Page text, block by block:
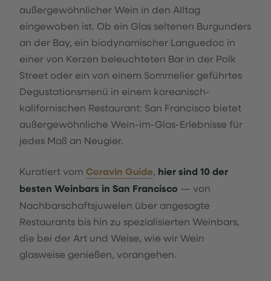
außergewöhnlicher Wein in den Alltag
eingewoben ist. Ob ein Glas seltenen Burgunders
an der Bay, ein biodynamischer Languedoc in
einer von Kerzen beleuchteten Bar in der Polk
Street oder ein von einem Sommelier geführtes
Degustationsmenü in einem koreanisch-
kalifornischen Restaurant: San Francisco bietet
außergewöhnliche Wein-im-Glas-Erlebnisse für
jedes Maß an Neugier.
Kuratiert vom Coravin Guide, hier sind 10 der
besten Weinbars in San Francisco — von
Nachbarschaftsjuwelen über angesagte
Restaurants bis hin zu spezialisierten Weinbars,
die bei der Art und Weise, wie wir Wein
glasweise genießen, vorangehen.